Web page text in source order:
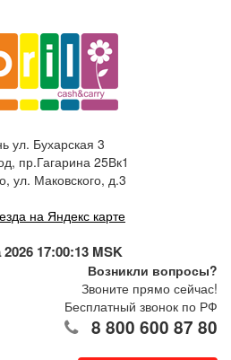
ул. Бухарская 3
пр.Гагарина 25Вк1
ул. Маковского, д.3
на Яндекс карте
2026 17:00:13 MSK
Возникли вопросы?
Звоните прямо сейчас!
Бесплатный звонок по РФ
8 800 600 87 80